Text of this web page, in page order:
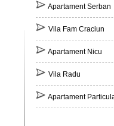
Apartament Serban
Vila Fam Craciun
Apartament Nicu
Vila Radu
Apartament